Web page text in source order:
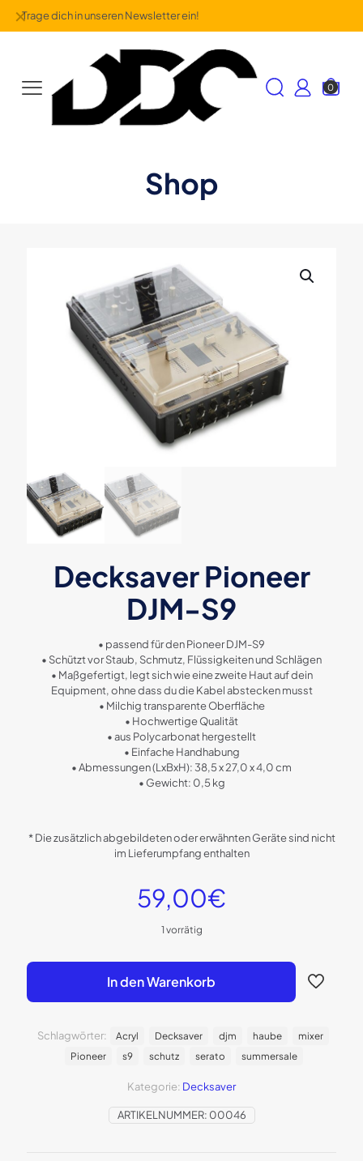
Trage dich in unseren Newsletter ein!
✕
0
Shop
Decksaver Pioneer
DJM-S9
• passend für den Pioneer DJM-S9
• Schützt vor Staub, Schmutz, Flüssigkeiten und Schlägen
• Maßgefertigt, legt sich wie eine zweite Haut auf dein
Equipment, ohne dass du die Kabel abstecken musst
• Milchig transparente Oberfläche
• Hochwertige Qualität
• aus Polycarbonat hergestellt
• Einfache Handhabung
• Abmessungen (LxBxH): 38,5 x 27,0 x 4,0 cm
• Gewicht: 0,5 kg
* Die zusätzlich abgebildeten oder erwähnten Geräte sind nicht
im Lieferumpfang enthalten
59,00€
1 vorrätig
In den Warenkorb
ARTIKELNUMMER: 00046
Kategorie: Decksaver
Schlagwörter: Acryl Decksaver djm haube
mixer
Pioneer
s9 schutz serato summersale